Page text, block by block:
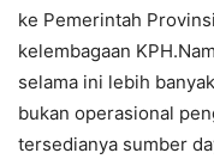
ke Pemerintah
kelembagaan
selama ini lebih
bukan operasional
tersedianya sumber